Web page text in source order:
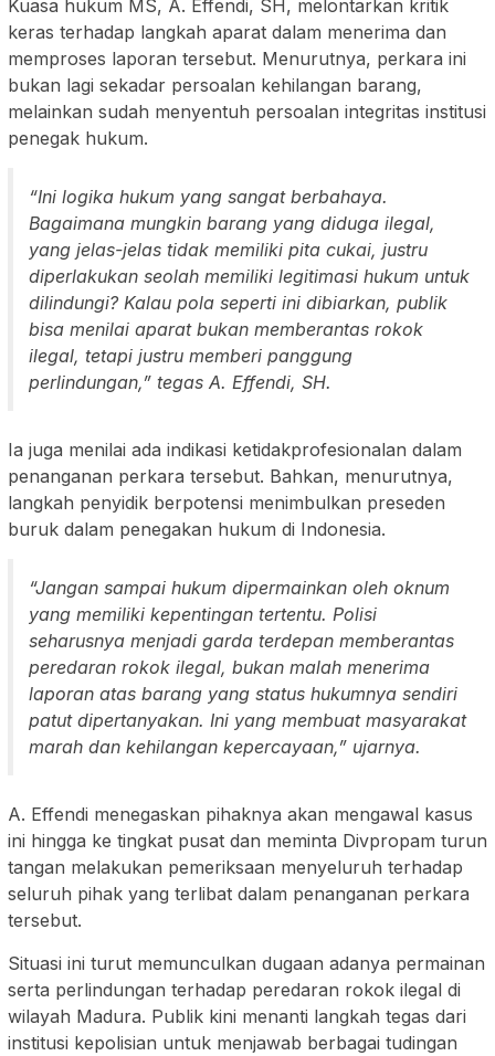
Kuasa hukum MS, A. Effendi, SH, melontarkan kritik
keras terhadap langkah aparat dalam menerima dan
memproses laporan tersebut. Menurutnya, perkara ini
bukan lagi sekadar persoalan kehilangan barang,
melainkan sudah menyentuh persoalan integritas institusi
penegak hukum.
“Ini logika hukum yang sangat berbahaya.
Bagaimana mungkin barang yang diduga ilegal,
yang jelas-jelas tidak memiliki pita cukai, justru
diperlakukan seolah memiliki legitimasi hukum untuk
dilindungi? Kalau pola seperti ini dibiarkan, publik
bisa menilai aparat bukan memberantas rokok
ilegal, tetapi justru memberi panggung
perlindungan,” tegas A. Effendi, SH.
Ia juga menilai ada indikasi ketidakprofesionalan dalam
penanganan perkara tersebut. Bahkan, menurutnya,
langkah penyidik berpotensi menimbulkan preseden
buruk dalam penegakan hukum di Indonesia.
“Jangan sampai hukum dipermainkan oleh oknum
yang memiliki kepentingan tertentu. Polisi
seharusnya menjadi garda terdepan memberantas
peredaran rokok ilegal, bukan malah menerima
laporan atas barang yang status hukumnya sendiri
patut dipertanyakan. Ini yang membuat masyarakat
marah dan kehilangan kepercayaan,” ujarnya.
A. Effendi menegaskan pihaknya akan mengawal kasus
ini hingga ke tingkat pusat dan meminta Divpropam turun
tangan melakukan pemeriksaan menyeluruh terhadap
seluruh pihak yang terlibat dalam penanganan perkara
tersebut.
Situasi ini turut memunculkan dugaan adanya permainan
serta perlindungan terhadap peredaran rokok ilegal di
wilayah Madura. Publik kini menanti langkah tegas dari
institusi kepolisian untuk menjawab berbagai tudingan